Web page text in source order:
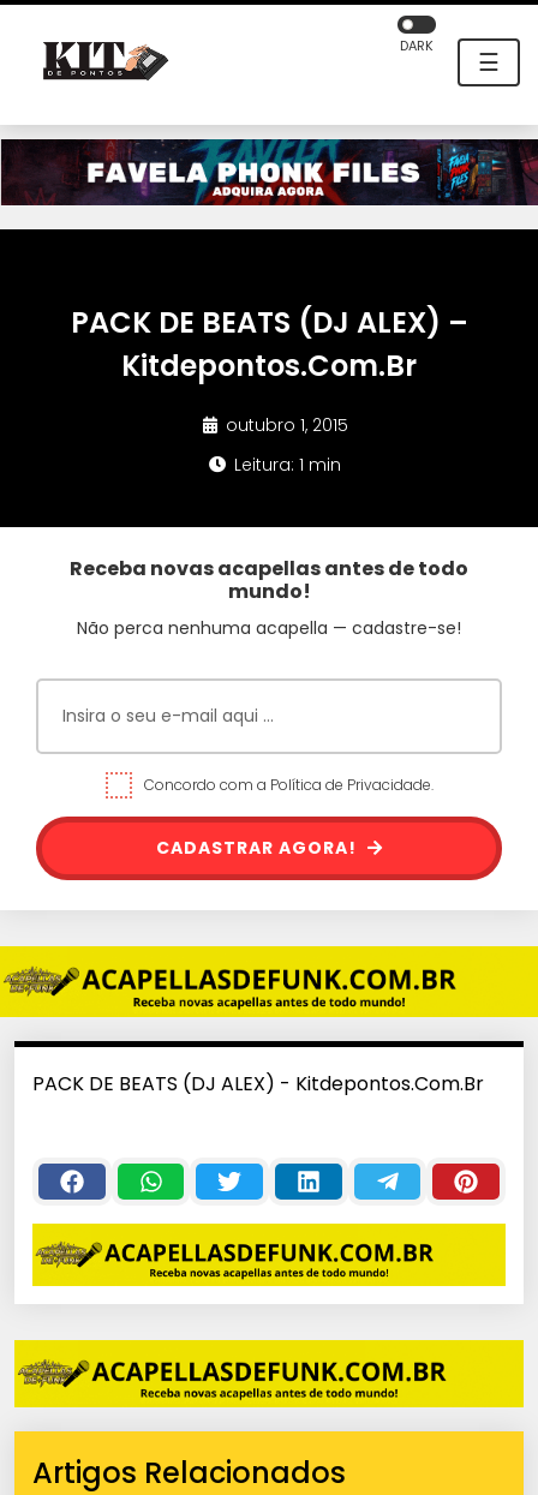
☰
DARK
PACK DE BEATS (DJ ALEX) –
Kitdepontos.Com.Br
outubro 1, 2015
Leitura: 1 min
Receba novas acapellas antes de todo
mundo!
Não perca nenhuma acapella — cadastre-se!
Concordo com a Política de Privacidade.
CADASTRAR AGORA!
PACK DE BEATS (DJ ALEX) - Kitdepontos.Com.Br
Artigos Relacionados